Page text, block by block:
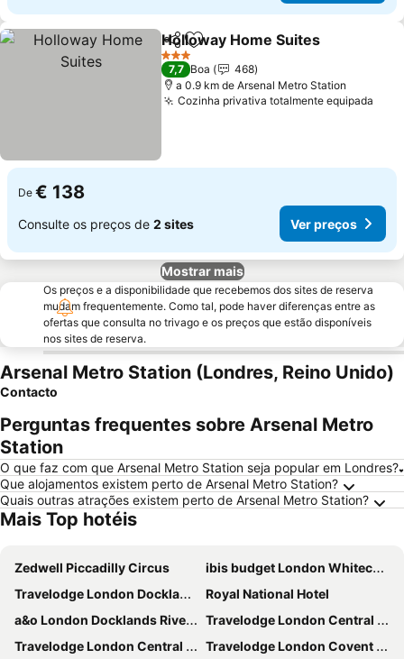
PartilharAdicionar aos favoritos
Holloway Home Suites
3 Estrelas
7,7 Boa
468
a 0.9 km de Arsenal Metro Station
Cozinha privativa totalmente equipada
De € 138
Consulte os preços de 2 sites Ver preços
Mostrar mais
Os preços e a disponibilidade que recebemos dos sites de reserva
mudam frequentemente. Como tal, pode haver diferenças entre as
ofertas que consulta no trivago e os preços que estão disponíveis
nos sites de reserva.
Arsenal Metro Station (Londres, Reino Unido)
Contacto
Perguntas frequentes sobre Arsenal Metro
Station
O que faz com que Arsenal Metro Station seja popular em Londres?
Que alojamentos existem perto de Arsenal Metro Station?
Quais outras atrações existem perto de Arsenal Metro Station?
Mais Top hotéis
Zedwell Piccadilly Circus
ibis budget London Whitechapel - Brick Lane
Travelodge London Docklands Central
Royal National Hotel
a&o London Docklands Riverside
Travelodge London Central Elephant and Castle
Travelodge London Central City Road
Travelodge London Covent Garden